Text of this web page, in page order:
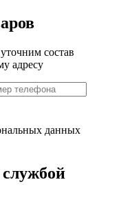
состав
адресу
данных